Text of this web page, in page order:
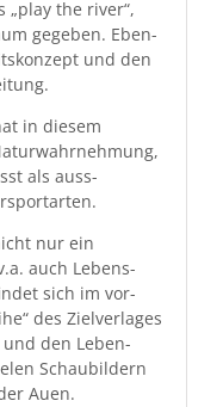
the riv­er“,
gegeben. Eben­
und den
in diesem
als auss­
nur ein
auch Lebens-
sich im vor­
des Zielver­lages
und den Leben­
Schaubildern
Auen.